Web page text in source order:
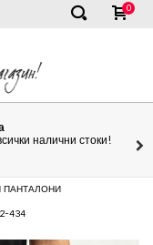
✕
0
налични стоки!
ПАНТАЛОНИ
434